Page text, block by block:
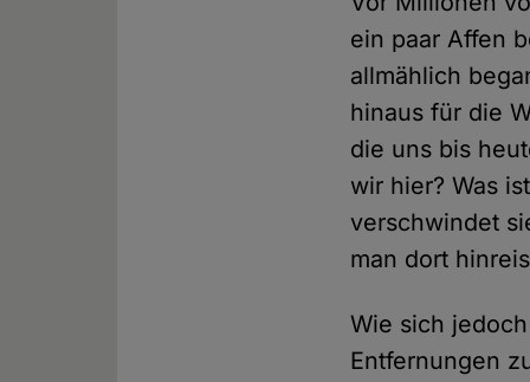
ein paar Affen
allmählich
hinaus für die
die uns bis
wir hier? Was
verschwindet
man dort
Wie sich
Entfernungen